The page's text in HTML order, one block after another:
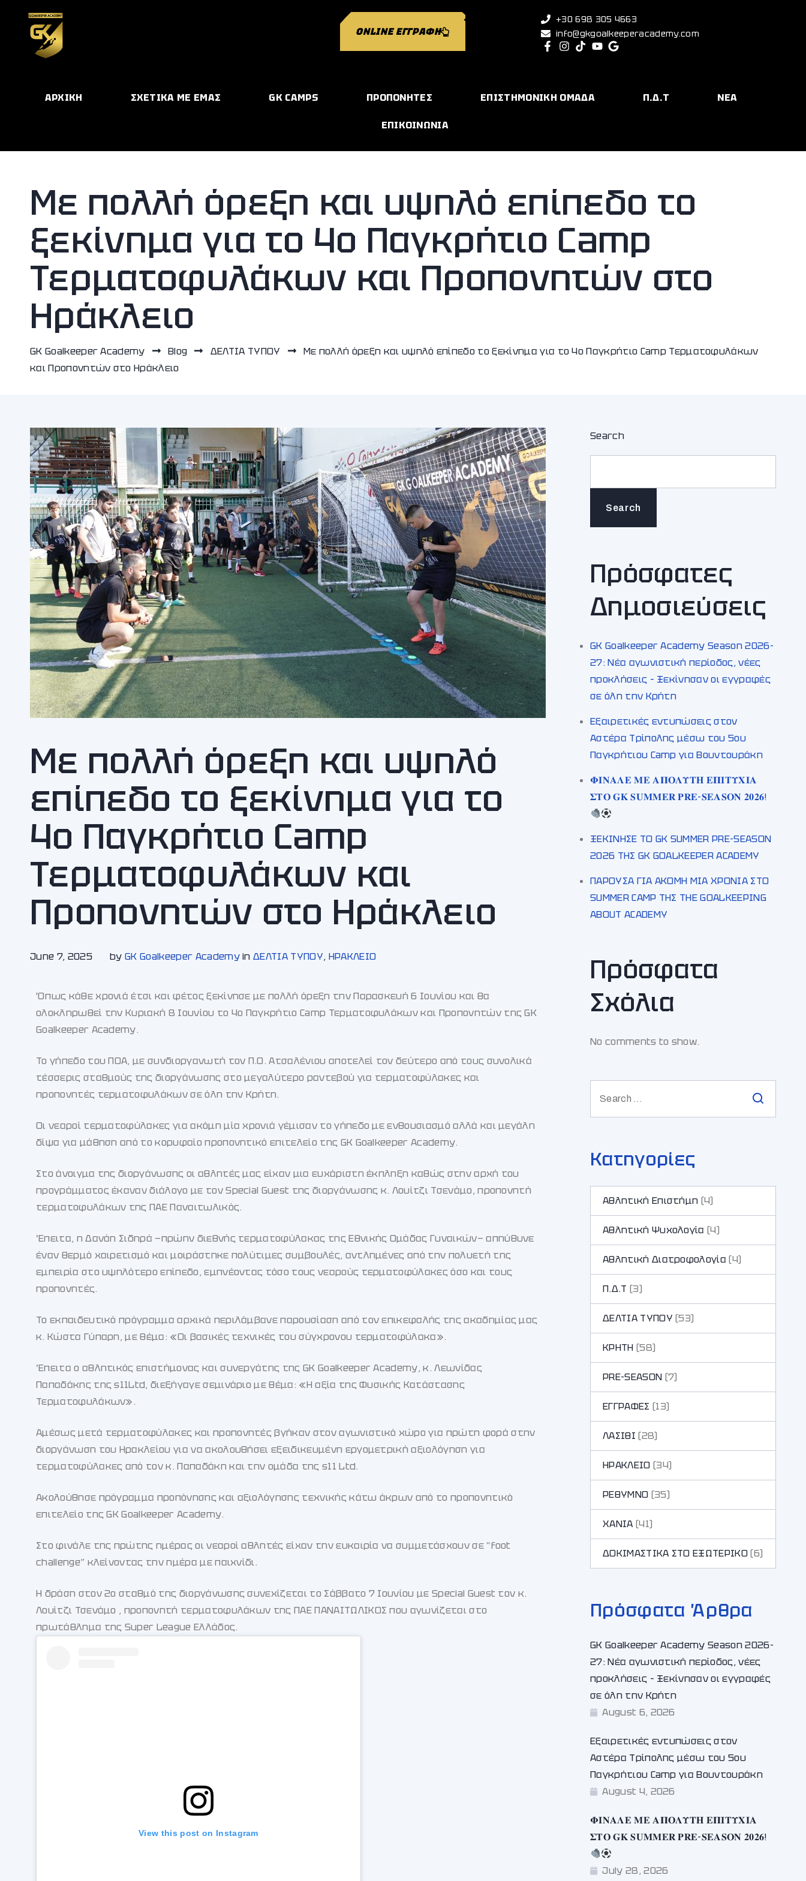
ONLINE ΕΓΓΡΑΦΗ
+30 698 305 4663
info@gkgoalkeeperacademy.com
ΑΡΧΙΚΗ ΣΧΕΤΙΚΑ ΜΕ ΕΜΑΣ GK CAMPS ΠΡΟΠΟΝΗΤΕΣ ΕΠΙΣΤΗΜΟΝΙΚΗ ΟΜΑΔΑ Π.Δ.Τ ΝΕΑ
ΕΠΙΚΟΙΝΩΝΙΑ
Με πολλή όρεξη και υψηλό επίπεδο το
ξεκίνημα για το 4ο Παγκρήτιο Camp
Τερματοφυλάκων και Προπονητών στο
Ηράκλειο
GK Goalkeeper Academy Blog ΔΕΛΤΙΑ ΤΥΠΟΥ
Με πολλή όρεξη και υψηλό επίπεδο το ξεκίνημα για το 4ο Παγκρήτιο Camp Τερματοφυλάκων
και Προπονητών στο Ηράκλειο
Με πολλή όρεξη και υψηλό
επίπεδο το ξεκίνημα για το
4ο Παγκρήτιο Camp
Τερματοφυλάκων και
Προπονητών στο Ηράκλειο
June 7, 2025 byGK Goalkeeper AcademyinΔΕΛΤΙΑ ΤΥΠΟΥ, ΗΡΑΚΛΕΙΟ
Όπως κάθε χρονιά έτσι και φέτος ξεκίνησε με πολλή όρεξη την Παρασκευή 6 Ιουνίου και θα
ολοκληρωθεί την Κυριακή 8 Ιουνίου το 4ο Παγκρήτιο Camp Τερματοφυλάκων και Προπονητών της GK
Goalkeeper Academy.
Το γήπεδο του ΠΟΑ, με συνδιοργανωτή τον Π.Ο. Ατσαλένιου αποτελεί τον δεύτερο από τους συνολικά
τέσσερις σταθμούς της διοργάνωσης στο μεγαλύτερο ραντεβού για τερματοφύλακες και
προπονητές τερματοφυλάκων σε όλη την Κρήτη.
Οι νεαροί τερματοφύλακες για ακόμη μία χρονιά γέμισαν το γήπεδο με ενθουσιασμό αλλά και μεγάλη
δίψα για μάθηση από το κορυφαίο προπονητικό επιτελείο της GK Goalkeeper Academy.
Στο άνοιγμα της διοργάνωσης οι αθλητές μας είχαν μια ευχάριστη έκπληξη καθώς στην αρχή του
προγράμματος έκαναν διάλογο με τον Special Guest της διοργάνωσης κ. Λουίτζι Τσενάμο, προπονητή
τερματοφυλάκων της ΠΑΕ Παναιτωλικός.
Έπειτα, η Δανάη Σιδηρά —πρώην διεθνής τερματοφύλακας της Εθνικής Ομάδας Γυναικών— απηύθυνε
έναν θερμό χαιρετισμό και μοιράστηκε πολύτιμες συμβουλές, αντλημένες από την πολυετή της
εμπειρία στο υψηλότερο επίπεδο, εμπνέοντας τόσο τους νεαρούς τερματοφύλακες όσο και τους
προπονητές.
Το εκπαιδευτικό πρόγραμμα αρχικά περιλάμβανε παρουσίαση από τον επικεφαλής της ακαδημίας μας
κ. Κώστα Γύπαρη, με θέμα: «Οι βασικές τεχνικές του σύγχρονου τερματοφύλακα».
Έπειτα ο αθλητικός επιστήμονας και συνεργάτης της GK Goalkeeper Academy, κ. Λεωνίδας
Παπαδάκης της s11Ltd, διεξήγαγε σεμινάριο με θέμα: «Η αξία της Φυσικής Κατάστασης
Τερματοφυλάκων».
Αμέσως μετά τερματοφύλακες και προπονητές βγήκαν στον αγωνιστικό χώρο για πρώτη φορά στην
διοργάνωση του Ηρακλείου για να ακολουθήσει εξειδικευμένη εργομετρική αξιολόγηση για
τερματοφύλακες από τον κ. Παπαδάκη και την ομάδα της s11 Ltd.
Ακολούθησε πρόγραμμα προπόνησης και αξιολόγησης τεχνικής κάτω άκρων από το προπονητικό
επιτελείο της GK Goalkeeper Academy.
Στο φινάλε της πρώτης ημέρας οι νεαροί αθλητές είχαν την ευκαιρία να συμμετάσχουν σε “foot
challenge” κλείνοντας την ημέρα με παιχνίδι.
Η δράση στον 2ο σταθμό της διοργάνωσης συνεχίζεται το Σάββατο 7 Ιουνίου με Special Guest τον κ.
Λουίτζι Τσενάμο , προπονητή τερματοφυλάκων της ΠΑΕ ΠΑΝΑΙΤΩΛΙΚΟΣ που αγωνίζεται στο
πρωτάθλημα της Super League Ελλάδος.
View this post on Instagram
Search
Search
Πρόσφατες
Δημοσιεύσεις
GK Goalkeeper Academy Season 2026-
27: Νέα αγωνιστική περίοδος, νέες
προκλήσεις – Ξεκίνησαν οι εγγραφές
σε όλη την Κρήτη
Εξαιρετικές εντυπώσεις στον
Αστέρα Τρίπολης μέσω του 5ου
Παγκρήτιου Camp για Βουντουράκη
𝚽𝚰𝚴𝚨𝚲𝚬 𝚳𝚬 𝚨𝚷𝚶𝚲𝚼𝚻𝚮 𝚬𝚷𝚰𝚻𝚼𝚾𝚰𝚨
𝚺𝚻𝚶 𝐆𝐊 𝐒𝐔𝐌𝐌𝐄𝐑 𝐏𝐑𝐄-𝐒𝐄𝐀𝐒𝐎𝐍 𝟐𝟎𝟐𝟔!
ΞΕΚΙΝΗΣΕ ΤΟ GK SUMMER PRE-SEASON
2026 ΤΗΣ GK GOALKEEPER ACADEMY
ΠΑΡΟΥΣΑ ΓΙΑ ΑΚΟΜΗ ΜΙΑ ΧΡΟΝΙΑ ΣΤΟ
SUMMER CAMP ΤΗΣ THE GOALKEEPING
ABOUT ACADEMY
Πρόσφατα
Σχόλια
No comments to show.
Κατηγορίες
Αθλητική Επιστήμη (4)
Αθλητική Ψυχολογία (4)
Αθλητική Διατροφολογία (4)
Π.Δ.Τ (3)
ΔΕΛΤΙΑ ΤΥΠΟΥ (53)
ΚΡΗΤΗ (58)
PRE-SEASON (7)
ΕΓΓΡΑΦΕΣ (13)
ΛΑΣΙΘΙ (28)
ΗΡΑΚΛΕΙΟ (34)
ΡΕΘΥΜΝΟ (35)
ΧΑΝΙA (41)
ΔΟΚΙΜΑΣΤΙΚΑ ΣΤΟ ΕΞΩΤΕΡΙΚΟ(6)
Πρόσφατα Άρθρα
GK Goalkeeper Academy Season 2026-
27: Νέα αγωνιστική περίοδος, νέες
προκλήσεις – Ξεκίνησαν οι εγγραφές
σε όλη την Κρήτη
August 6, 2026
Εξαιρετικές εντυπώσεις στον
Αστέρα Τρίπολης μέσω του 5ου
Παγκρήτιου Camp για Βουντουράκη
August 4, 2026
𝚽𝚰𝚴𝚨𝚲𝚬 𝚳𝚬 𝚨𝚷𝚶𝚲𝚼𝚻𝚮 𝚬𝚷𝚰𝚻𝚼𝚾𝚰𝚨
𝚺𝚻𝚶 𝐆𝐊 𝐒𝐔𝐌𝐌𝐄𝐑 𝐏𝐑𝐄-𝐒𝐄𝐀𝐒𝐎𝐍 𝟐𝟎𝟐𝟔!
July 28, 2026